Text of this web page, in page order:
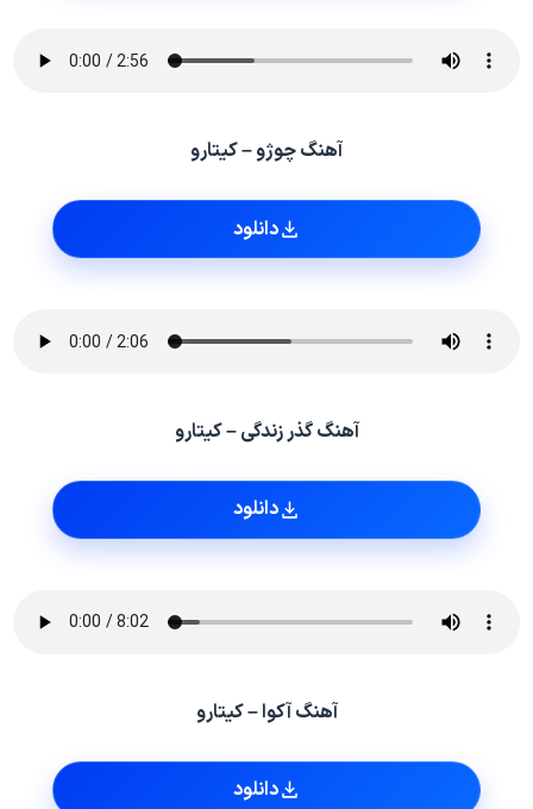
آهنگ چوژو – کیتارو
دانلود
آهنگ گذر زندگی – کیتارو
دانلود
آهنگ آکوا – کیتارو
دانلود